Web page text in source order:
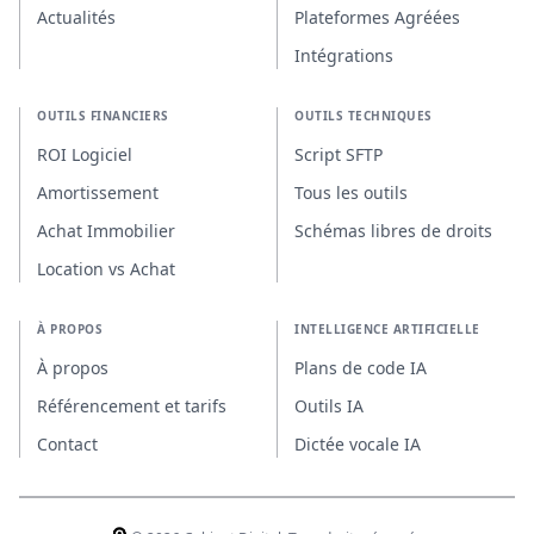
Actualités
Plateformes Agréées
Intégrations
OUTILS FINANCIERS
ROI Logiciel
Amortissement
Achat Immobilier
Location vs Achat
OUTILS TECHNIQUES
Script SFTP
Tous les outils
Schémas libres de droits
À PROPOS
À propos
Référencement et tarifs
Contact
INTELLIGENCE ARTIFICIELLE
Plans de code IA
Outils IA
Dictée vocale IA